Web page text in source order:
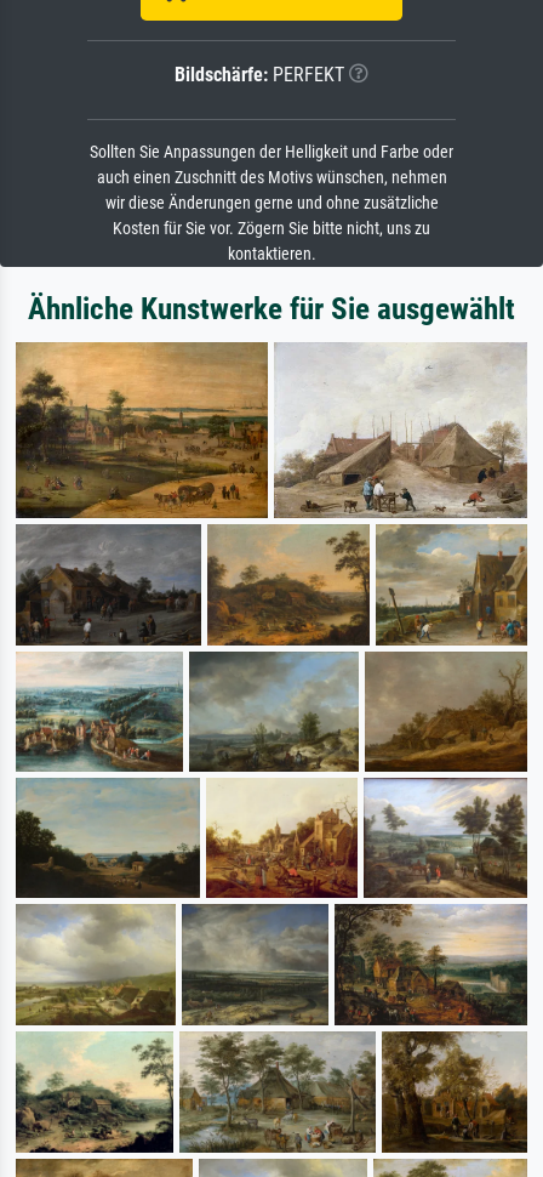
Bildschärfe: PERFEKT
Sollten Sie Anpassungen der Helligkeit und Farbe oder
auch einen Zuschnitt des Motivs wünschen, nehmen
wir diese Änderungen gerne und ohne zusätzliche
Kosten für Sie vor. Zögern Sie bitte nicht, uns zu
kontaktieren.
Ähnliche Kunstwerke für Sie ausgewählt